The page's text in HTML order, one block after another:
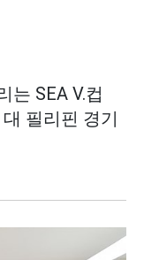
는 SEA V.컵
대 필리핀 경기